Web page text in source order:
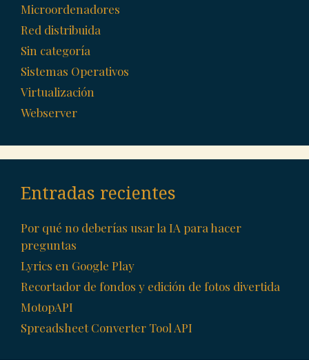
Microordenadores
Red distribuida
Sin categoría
Sistemas Operativos
Virtualización
Webserver
Entradas recientes
Por qué no deberías usar la IA para hacer
preguntas
Lyrics en Google Play
Recortador de fondos y edición de fotos divertida
MotopAPI
Spreadsheet Converter Tool API